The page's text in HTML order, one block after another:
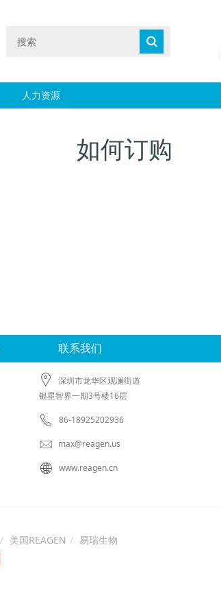
人力资源
如何订购
联系我们
深圳市龙华区观澜街道
银星智界一期3号楼16层
86-18925202936
max@reagen.us
www.reagen.cn
美国REAGEN
易瑞生物